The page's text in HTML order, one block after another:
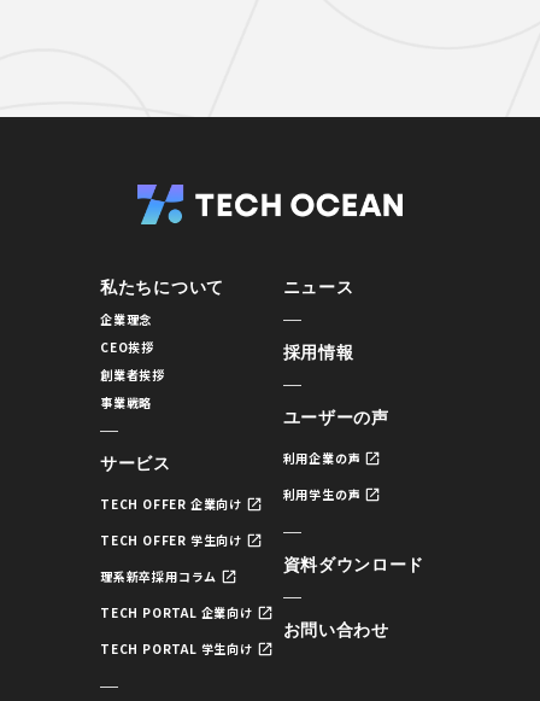
私たちについて
企業理念
CEO挨拶
創業者挨拶
事業戦略
サービス
TECH OFFER 企業向け
TECH OFFER 学生向け
理系新卒採用コラム
TECH PORTAL 企業向け
TECH PORTAL 学生向け
ニュース
採用情報
ユーザーの声
利用企業の声
利用学生の声
資料ダウンロード
お問い合わせ